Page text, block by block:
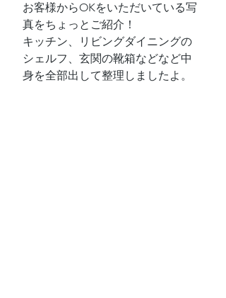
お客様からOKをいただいている写
真をちょっとご紹介！
キッチン、リビングダイニングの
シェルフ、玄関の靴箱などなど中
身を全部出して整理しましたよ。